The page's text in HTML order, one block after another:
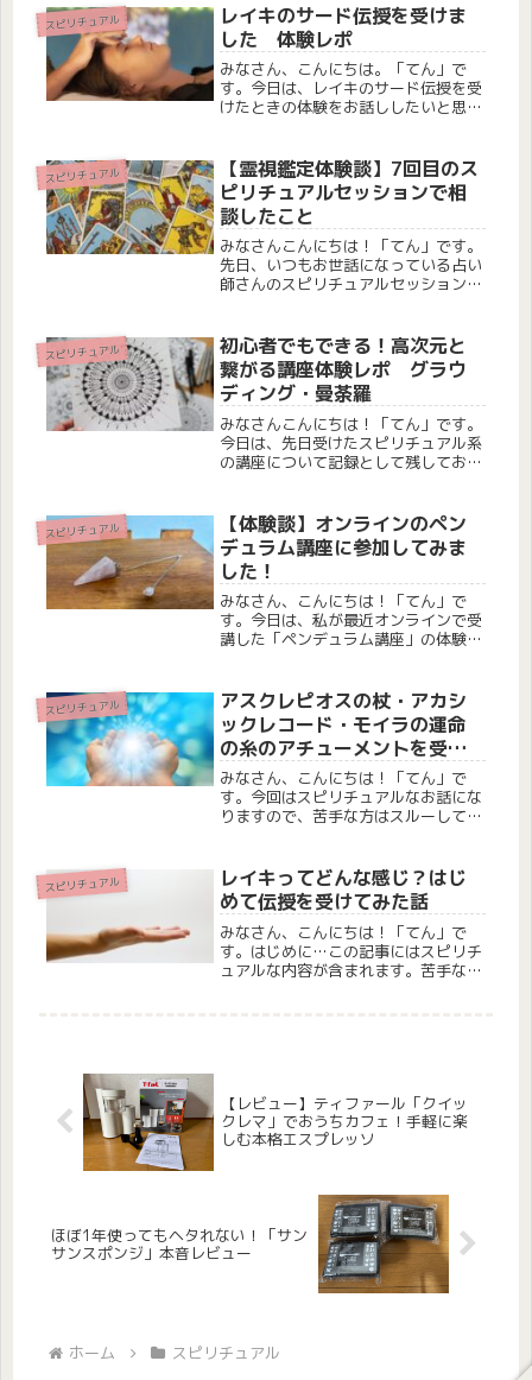
スピリチュアル
レイキのサード伝授を受けま
した 体験レポ
みなさん、こんにちは。「てん」で
す。今日は、レイキのサード伝授を受
けたときの体験をお話ししたいと思い
チェックしてみてくださいね。そもそ
もレイキとは？レイキ（Reiki）とは...
スピリチュアル
【霊視鑑定体験談】7回目のス
ピリチュアルセッションで相
談したこと
みなさんこんにちは！「てん」です。
先日、いつもお世話になっている占い
師さんのスピリチュアルセッション
ただいており、今回で7回目のセッシ
ョンになります。今回は、 娘のこと
...
スピリチュアル
初心者でもできる！高次元と
繋がる講座体験レポ グラウ
ディング・曼荼羅
みなさんこんにちは！「てん」です。
今日は、先日受けたスピリチュアル系
の講座について記録として残しておこ
ね。講座の内容について今回の講座で
は、高次元の存在やアカシックレコー
ドと...
スピリチュアル
【体験談】オンラインのペン
デュラム講座に参加してみま
した！
みなさん、こんにちは！「てん」で
す。今日は、私が最近オンラインで受
講した「ペンデュラム講座」の体験談
ットの紹介 もしたいと思います♪こん
な方におすすめ 占いに興味があるけ
ど...
スピリチュアル
アスクレピオスの杖・アカシ
ックレコード・モイラの運命
の糸のアチューメントを受け
てみた話
みなさん、こんにちは！「てん」で
す。今回はスピリチュアルなお話にな
りますので、苦手な方はスルーしてく
まで伝授を受けています。学びを続け
る中で「エネルギーにはたくさんの種
類が...
スピリチュアル
レイキってどんな感じ？はじ
めて伝授を受けてみた話
みなさん、こんにちは！「てん」で
す。はじめに…この記事にはスピリチ
ュアルな内容が含まれます。苦手な方
【レビュー】ティファール「クイッ
クレマ」でおうちカフェ！手軽に楽
しむ本格エスプレッソ
ほぼ1年使ってもヘタれない！「サン
サンスポンジ」本音レビュー
ホーム スピリチュアル